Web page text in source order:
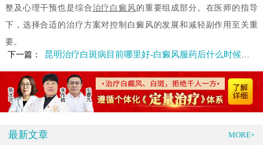
整及心理干预也是综合治疗白癜风的重要组成部分。在医师的指导
下，选择合适的治疗方案对控制白癜风的发展和减轻副作用至关重
要。
下一篇：
昆明治疗白斑病目前哪里好-白癜风服药后什么时候会有效果呢
最新文章 MORE+